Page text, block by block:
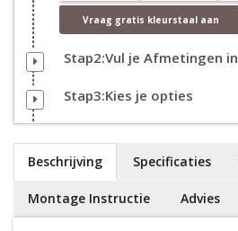
Vraag gratis kleurstaal aan
Stap2:Vul je Afmetingen in
Stap3:Kies je opties
Beschrijving Specificaties
Montage Instructie Advies